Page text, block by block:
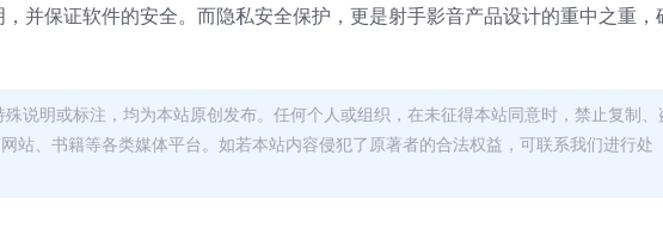
并保证软件的安全。而隐私安全保护，更是射手影音产品设计的重中之重，
说明或标注，均为本站原创发布。任何个人或组织，在未征得本站同意时，禁止复制、
站、书籍等各类媒体平台。如若本站内容侵犯了原著者的合法权益，可联系我们进行处